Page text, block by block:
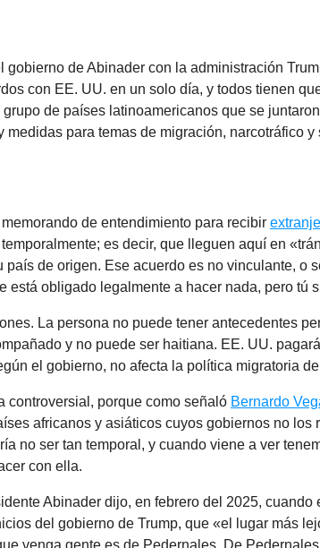
gobierno de Abinader con la administración
con EE. UU. en un solo día, y todos tienen
de países latinoamericanos que se
medidas para temas de migración, narcotráfico y
de entendimiento para recibir
es decir, que lleguen aquí en
país de origen. Ese acuerdo es no vinculante, o
está obligado legalmente a hacer nada, pero tú
La persona no puede tener antecedentes
y no puede ser haitiana. EE. UU.
el gobierno, no afecta la política migratoria
controversial, porque como señaló Bernardo
africanos y asiáticos cuyos gobiernos no los
no ser tan temporal, y cuando viene a ver
con ella.
Abinader dijo, en febrero del 2025, cuando
del gobierno de Trump, que «el lugar más